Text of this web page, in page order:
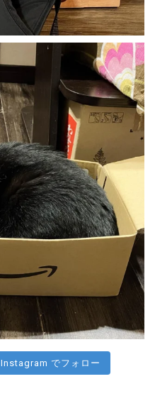
Instagram でフォロー